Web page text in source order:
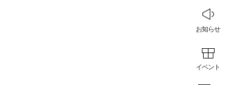
お知らせ
イベント